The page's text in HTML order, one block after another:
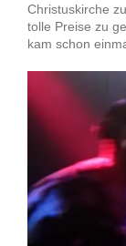
Christuskirche
tolle Preise zu
kam schon